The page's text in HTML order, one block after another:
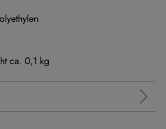
ca. 0,1 kg